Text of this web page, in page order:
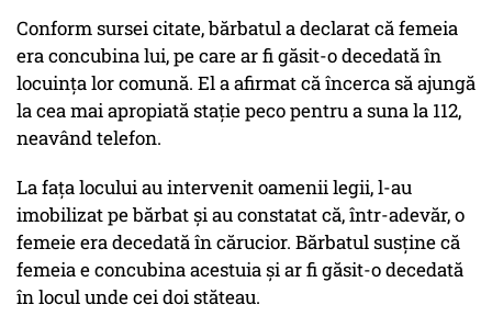
Conform sursei citate, bărbatul a declarat că femeia
era concubina lui, pe care ar fi găsit-o decedată în
locuința lor comună. El a afirmat că încerca să ajungă
la cea mai apropiată stație peco pentru a suna la 112,
neavând telefon.
La fața locului au intervenit oamenii legii, l-au
imobilizat pe bărbat și au constatat că, într-adevăr, o
femeie era decedată în cărucior. Bărbatul susține că
femeia e concubina acestuia și ar fi găsit-o decedată
în locul unde cei doi stăteau.